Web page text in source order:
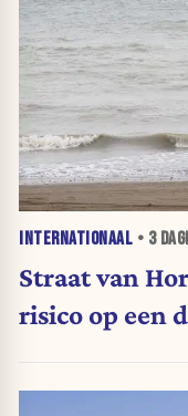
INTERNATIONAAL • 3
Straat van
risico op een